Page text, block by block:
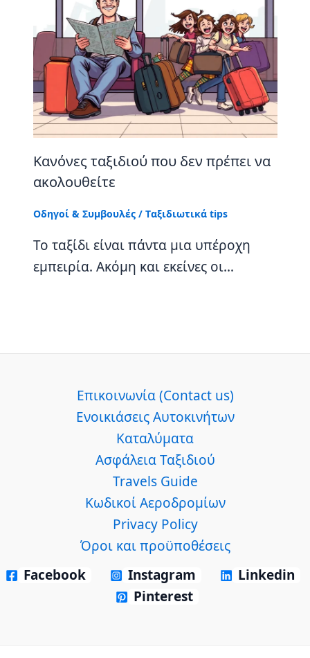
Κανόνες ταξιδιού που δεν πρέπει να
ακολουθείτε
Οδηγοί & Συμβουλές/ Tαξιδιωτικά tips
Το ταξίδι είναι πάντα μια υπέροχη
εμπειρία. Ακόμη και εκείνες οι…
Επικοινωνία (Contact us)
Ενοικιάσεις Αυτοκινήτων
Καταλύματα
Ασφάλεια Ταξιδιού
Travels Guide
Κωδικοί Αεροδρομίων
Privacy Policy
Όροι και προϋποθέσεις
Facebook
Instagram
Linkedin
Pinterest